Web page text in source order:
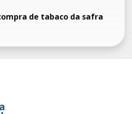
de tabaco da safra